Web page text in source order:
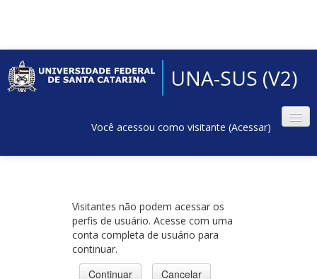
UNA-SUS (V2)
Você acessou como visitante (Acessar)
Visitantes não podem acessar os
perfis de usuário. Acesse com uma
conta completa de usuário para
continuar.